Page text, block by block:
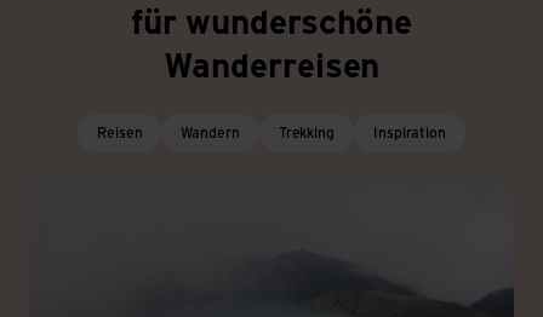
für wunderschöne
Wanderreisen
Reisen Wandern Trekking Inspiration